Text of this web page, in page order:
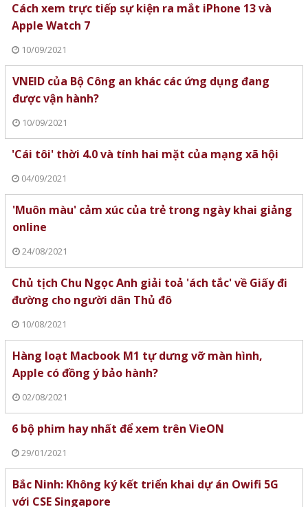
Cách xem trực tiếp sự kiện ra mắt iPhone 13 và
Apple Watch 7
10/09/2021
VNEID của Bộ Công an khác các ứng dụng đang
được vận hành?
10/09/2021
'Cái tôi' thời 4.0 và tính hai mặt của mạng xã hội
04/09/2021
'Muôn màu' cảm xúc của trẻ trong ngày khai giảng
online
24/08/2021
Chủ tịch Chu Ngọc Anh giải toả 'ách tắc' về Giấy đi
đường cho người dân Thủ đô
10/08/2021
Hàng loạt Macbook M1 tự dưng vỡ màn hình,
Apple có đồng ý bảo hành?
02/08/2021
6 bộ phim hay nhất để xem trên VieON
29/01/2021
Bắc Ninh: Không ký kết triển khai dự án Owifi 5G
với CSE Singapore